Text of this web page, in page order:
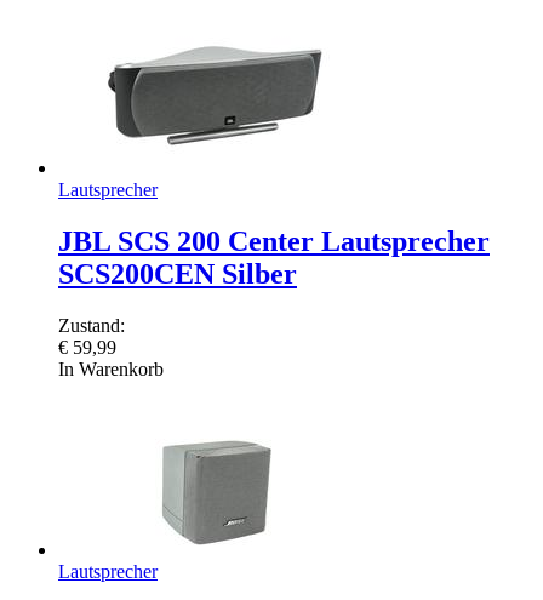
Lautsprecher
JBL SCS 200 Center Lautsprecher
SCS200CEN Silber
Zustand:
€ 59,99
In Warenkorb
Lautsprecher